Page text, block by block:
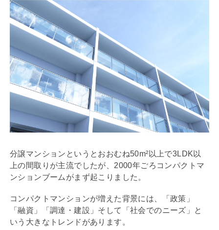
分譲マンションというとおおむね50m²以上で3LDK 以
上の間取りが主流でしたが、2000年ごろコンパクトマ
ンションブームがまず起こりました。
コンパクトマンションが増えた背景には、「政策」
「融資」「調達・建設」そして「社会でのニーズ」と
いう大きなトレンドがあります。